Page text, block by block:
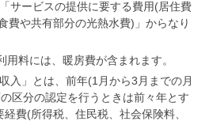
サービスの提供に要する費用(居住費
費や共有部分の光熱水費)」からなり
用料には、暖房費が含まれます。
入」とは、前年(1月から3月までの月
区分の認定を行うときは前々年とす
費(所得税、住民税、社会保険料、